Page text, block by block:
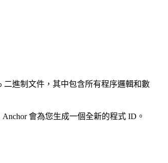
二進制文件，其中包含所有程序邏輯和數
會為您生成一個全新的程式 ID。